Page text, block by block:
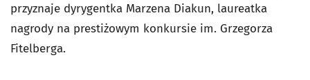
przyznaje dyrygentka Marzena Diakun, laureatka
nagrody na prestiżowym konkursie im. Grzegorza
Fitelberga.